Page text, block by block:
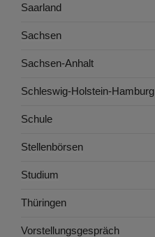
Saarland
Sachsen
Sachsen-Anhalt
Schleswig-Holstein-Hamburg
Schule
Stellenbörsen
Studium
Thüringen
Vorstellungsgespräch